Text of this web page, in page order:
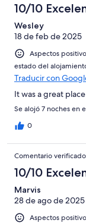
10/10
Wesley
18 de feb de 2025
Aspectos
estado del
Traducir con
It was a great
Se alojó 7 noches en
0
Comentario verificado
10/10
Marvis
28 de ago de 2025
Aspectos